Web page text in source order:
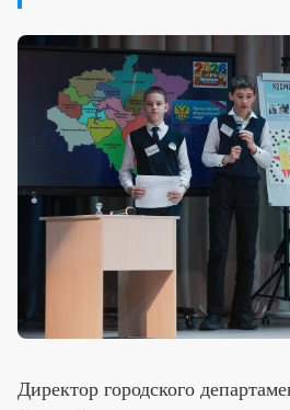
Директор городского